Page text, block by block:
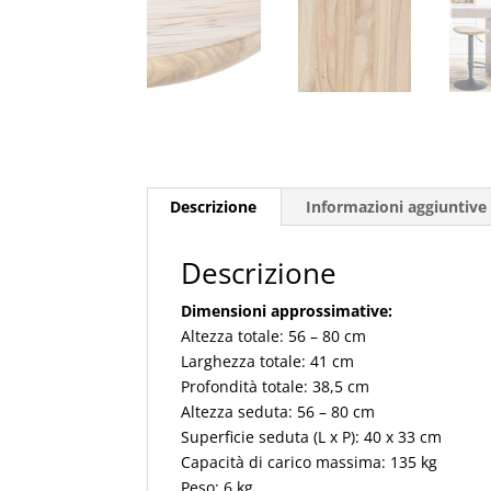
Descrizione Informazioni aggiuntive
Descrizione
Dimensioni approssimative:
Altezza totale: 56 – 80 cm
Larghezza totale: 41 cm
Profondità totale: 38,5 cm
Altezza seduta: 56 – 80 cm
Superficie seduta (L x P): 40 x 33 cm
Capacità di carico massima: 135 kg